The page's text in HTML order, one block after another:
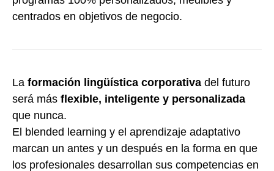
centrados en objetivos de negocio.
La formación lingüística corporativa del futuro
será más flexible, inteligente y personalizada
que nunca.
El blended learning y el aprendizaje adaptativo
marcan un antes y un después en la forma en que
los profesionales desarrollan sus competencias en